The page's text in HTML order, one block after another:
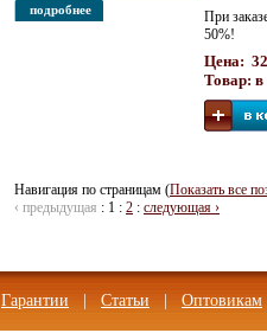
подробнее
При
50%!
Цена:
Товар: в
Навигация по страницам (Показать все
‹ предыдущая : 1 : 2 : следующая ›
Гарантии Статьи Оптовикам